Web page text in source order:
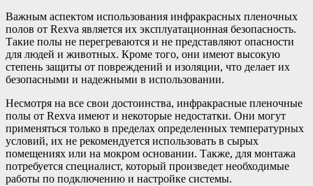
Важным аспектом использования инфракрасных пленочных
полов от Rexva является их эксплуатационная безопасность.
Такие полы не перегреваются и не представляют опасности
для людей и животных. Кроме того, они имеют высокую
степень защиты от повреждений и изоляции, что делает их
безопасными и надежными в использовании.
Несмотря на все свои достоинства, инфракрасные пленочные
полы от Rexva имеют и некоторые недостатки. Они могут
применяться только в пределах определенных температурных
условий, их не рекомендуется использовать в сырых
помещениях или на мокром основании. Также, для монтажа
потребуется специалист, который произведет необходимые
работы по подключению и настройке системы.